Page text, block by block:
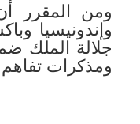
ومن المقرر
وإندونيسيا
جلالة الملك
ومذكرات